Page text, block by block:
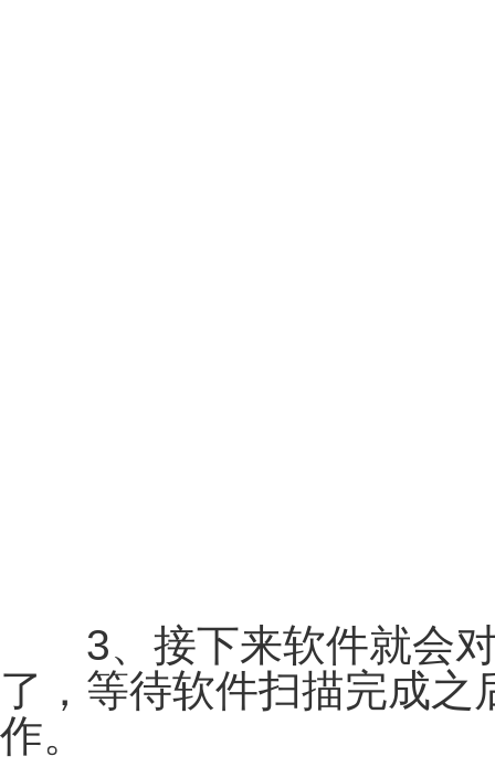
3、接下来软件就会对
了，等待软件扫描完成
作。